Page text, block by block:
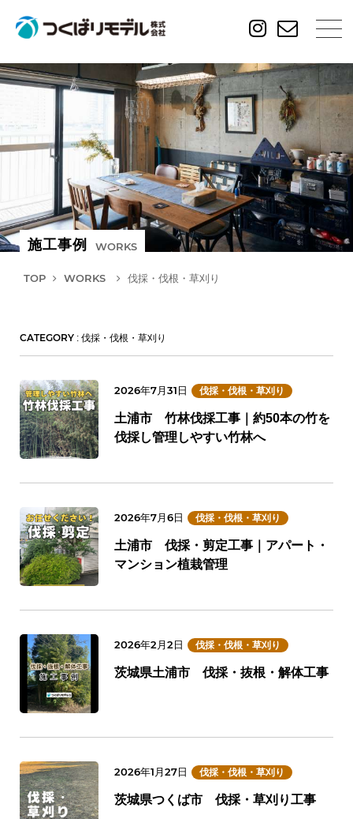
施工事例 WORKS
TOP WORKS 伐採・伐根・草刈り
CATEGORY : 伐採・伐根・草刈り
2026年7月31日 伐採・伐根・草刈り
土浦市 竹林伐採工事｜約50本の竹を
伐採し管理しやすい竹林へ
2026年7月6日 伐採・伐根・草刈り
土浦市 伐採・剪定工事｜アパート・
マンション植栽管理
2026年2月2日 伐採・伐根・草刈り
茨城県土浦市 伐採・抜根・解体工事
2026年1月27日 伐採・伐根・草刈り
茨城県つくば市 伐採・草刈り工事